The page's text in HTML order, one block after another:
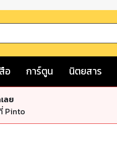
อ การ์ตูน นิตยสาร
ลย
Pinto